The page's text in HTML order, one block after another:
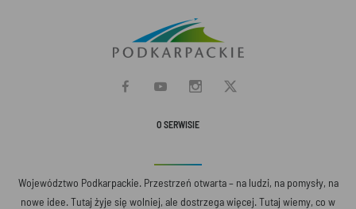
O SERWISIE
Województwo Podkarpackie. Przestrzeń otwarta – na ludzi, na pomysły, na
nowe idee. Tutaj żyje się wolniej, ale dostrzega więcej. Tutaj wiemy, co w